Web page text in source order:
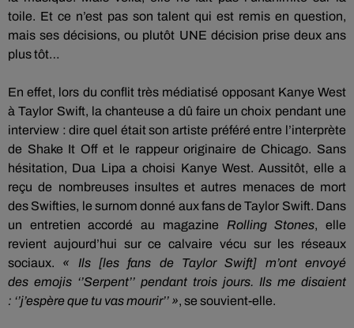
toile. Et ce n’est pas son talent qui est remis en question,
mais ses décisions, ou plutôt UNE décision prise deux ans
plus tôt…
En effet, lors du conflit très médiatisé opposant Kanye West
à Taylor Swift, la chanteuse a dû faire un choix pendant une
interview : dire quel était son artiste préféré entre l’interprète
de Shake It Off et le rappeur originaire de Chicago. Sans
hésitation, Dua Lipa a choisi Kanye West. Aussitôt, elle a
reçu de nombreuses insultes et autres menaces de mort
des Swifties, le surnom donné aux fans de Taylor Swift. Dans
un entretien accordé au magazine Rolling Stones, elle
revient aujourd’hui sur ce calvaire vécu sur les réseaux
sociaux.
« Ils [les fans de Taylor Swift] m’ont envoyé
des emojis ‘’Serpent’’ pendant trois jours. Ils me disaient
: ‘’j’espère que tu vas mourir’’ », se souvient-elle.